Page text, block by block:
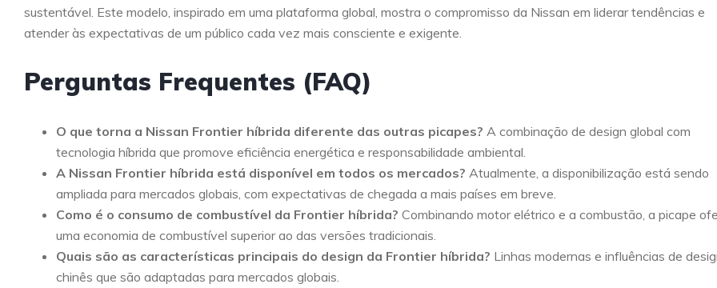
sustentável. Este modelo, inspirado em uma plataforma global, mostra o compromisso da Nissan em liderar tendências e
atender às expectativas de um público cada vez mais consciente e exigente.
Perguntas Frequentes (FAQ)
O que torna a Nissan Frontier híbrida diferente das outras picapes? A combinação de design global com
tecnologia híbrida que promove eficiência energética e responsabilidade ambiental.
A Nissan Frontier híbrida está disponível em todos os mercados? Atualmente, a disponibilização está sendo
ampliada para mercados globais, com expectativas de chegada a mais países em breve.
Como é o consumo de combustível da Frontier híbrida? Combinando motor elétrico e a combustão, a picape
uma economia de combustível superior ao das versões tradicionais.
Quais são as características principais do design da Frontier híbrida? Linhas modernas e influências de
chinês que são adaptadas para mercados globais.